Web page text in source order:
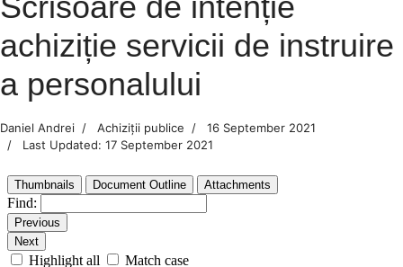
achiziție servicii de instruire
a personalului
Daniel Andrei Achiziții publice
16 September 2021
Last Updated: 17 September 2021